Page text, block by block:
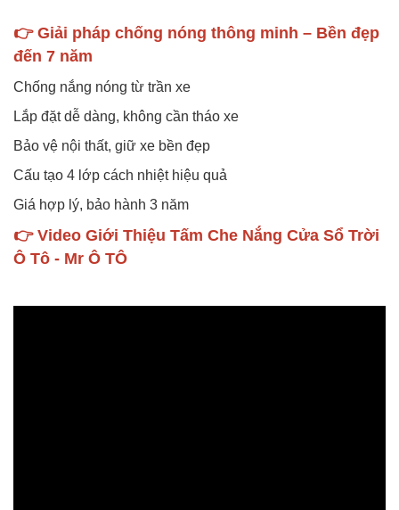
👉 Giải pháp chống nóng thông minh – Bền đẹp
đến 7 năm
Chống nắng nóng từ trần xe
Lắp đặt dễ dàng, không cần tháo xe
Bảo vệ nội thất, giữ xe bền đẹp
Cấu tạo 4 lớp cách nhiệt hiệu quả
Giá hợp lý, bảo hành 3 năm
👉 Video Giới Thiệu Tấm Che Nắng Cửa Sổ Trời
Ô Tô - Mr Ô TÔ